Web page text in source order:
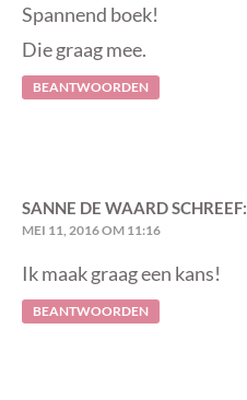
Spannend boek!
Die graag mee.
BEANTWOORDEN
SANNE DE WAARDSCHREEF:
MEI 11, 2016 OM 11:16
Ik maak graag een kans!
BEANTWOORDEN